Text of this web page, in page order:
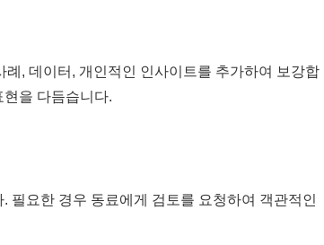
, 데이터, 개인적인 인사이트를 추가하여 보강합
을 다듬습니다.
필요한 경우 동료에게 검토를 요청하여 객관적인